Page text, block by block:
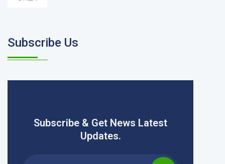
Subscribe Us
Subscribe & Get News Latest
Updates.